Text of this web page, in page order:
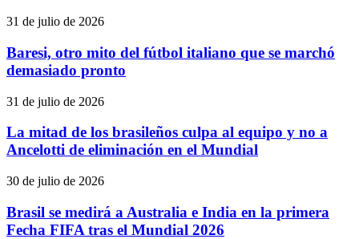
31 de julio de 2026
Baresi, otro mito del fútbol italiano que se marchó
demasiado pronto
31 de julio de 2026
La mitad de los brasileños culpa al equipo y no a
Ancelotti de eliminación en el Mundial
30 de julio de 2026
Brasil se medirá a Australia e India en la primera
Fecha FIFA tras el Mundial 2026